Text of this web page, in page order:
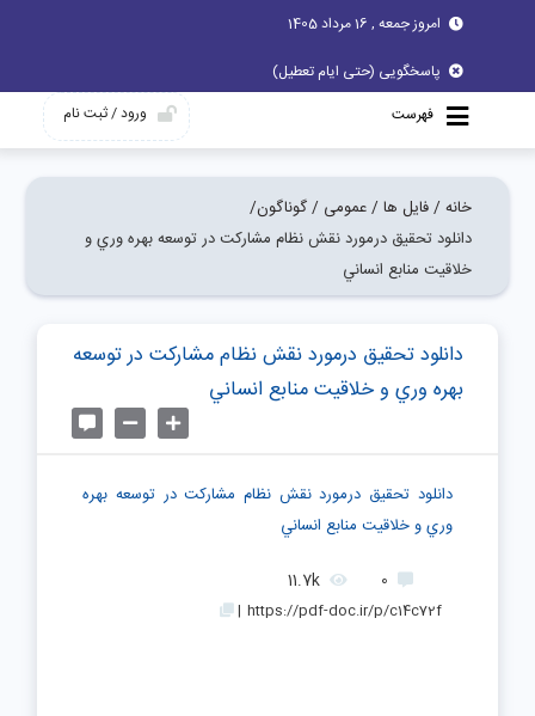
امروز جمعه , 16 مرداد 1405
پاسخگویی (حتی ایام تعطیل)
فهرست
ورود / ثبت نام
خانه / فایل ها / عمومی / گوناگون/
دانلود تحقیق درمورد نقش نظام مشاركت در توسعه بهره وري و
خلاقيت منابع انساني
دانلود تحقیق درمورد نقش نظام مشاركت در توسعه
بهره وري و خلاقيت منابع انساني
دانلود تحقیق درمورد نقش نظام مشاركت در توسعه بهره
وري و خلاقيت منابع انساني
0
11.7k
https://pdf-doc.ir/p/c14c72f
|